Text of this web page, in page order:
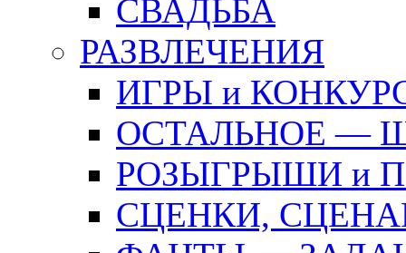
СВАДЬБА
РАЗВЛЕЧЕНИЯ
ИГРЫ и
ОСТАЛЬНОЕ —
РОЗЫГРЫШИ и
СЦЕНКИ,